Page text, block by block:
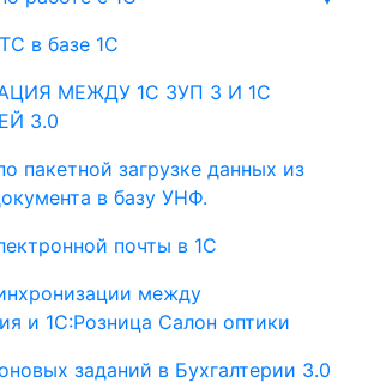
в базе 1С
МЕЖДУ 1С ЗУП 3 И 1С
3.0
пакетной загрузке данных из
в базу УНФ.
почты в 1С
между
и 1С:Розница Салон оптики
заданий в Бухгалтерии 3.0